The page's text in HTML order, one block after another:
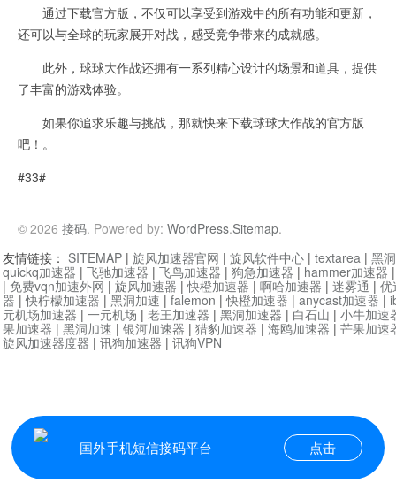
通过下载官方版，不仅可以享受到游戏中的所有功能和更新，
还可以与全球的玩家展开对战，感受竞争带来的成就感。
此外，球球大作战还拥有一系列精心设计的场景和道具，提供
了丰富的游戏体验。
如果你追求乐趣与挑战，那就快来下载球球大作战的官方版
吧！。
#33#
© 2026 接码. Powered by: WordPress.Sitemap.
国外手机短信接码平台 点击
友情链接： SITEMAP | 旋风加速器官网 | 旋风软件中心 | textarea | 黑
quickq加速器 | 飞驰加速器 | 飞鸟加速器 | 狗急加速器 | hammer加速器
| 免费vqn加速外网 | 旋风加速器 |快橙加速器 | 啊哈加速器 | 迷雾通 | 优
器 |快柠檬加速器 | 黑洞加速 | falemon |快橙加速器 | anycast加速器 |
元机场加速器 | 一元机场 | 老王加速器 | 黑洞加速器 | 白石山 | 小牛加速
果加速器 | 黑洞加速 | 银河加速器 | 猎豹加速器 | 海鸥加速器 | 芒果加速
旋风加速器度器 | 讯狗加速器 | 讯狗VPN